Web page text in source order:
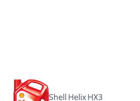
Shell Helix HX3